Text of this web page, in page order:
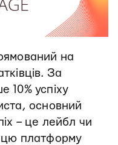
на
За
10% успіху
основний
– це лейбл чи
цю платформу